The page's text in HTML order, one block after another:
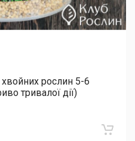
рослин 5-6
тривалої дії)